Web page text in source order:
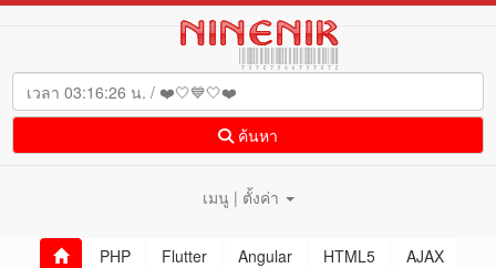
ค้นหา
เมนู | ตั้งค่า
PHP Flutter Angular HTML5
AJAX